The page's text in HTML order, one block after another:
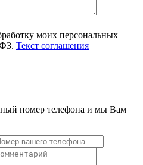
моих персональных
Текст соглашения
номер телефона и мы Вам